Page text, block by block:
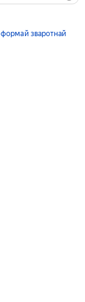
формай зваротнай